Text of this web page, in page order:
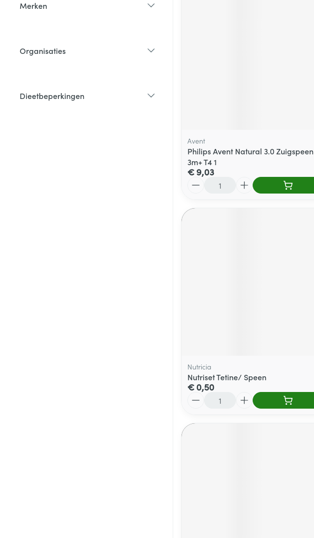
Merken
Organisaties
Dieetbeperkingen
Avent
Philips Avent Natural 3.0 Zuigspeen
3m+ T4 1
€ 9,03
Nutricia
Nutriset Tetine/ Speen
€ 0,50